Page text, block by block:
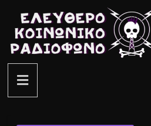
περιεχόμενο
ελεύθερο
κοινωνικό